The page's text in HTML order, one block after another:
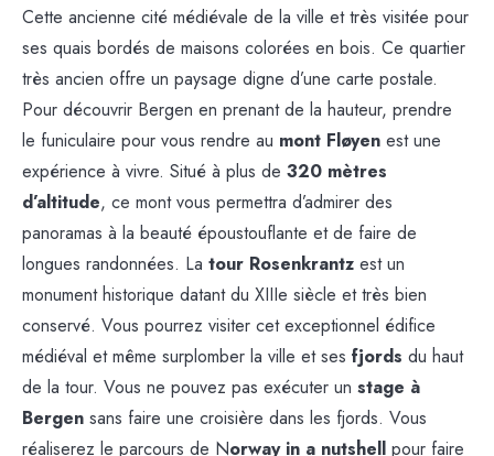
Cette ancienne cité médiévale de la ville et très visitée pour
ses quais bordés de maisons colorées en bois. Ce quartier
très ancien offre un paysage digne d’une carte postale.
Pour découvrir Bergen en prenant de la hauteur, prendre
le funiculaire pour vous rendre au mont Fløyen est une
expérience à vivre. Situé à plus de 320 mètres
d’altitude, ce mont vous permettra d’admirer des
panoramas à la beauté époustouflante et de faire de
longues randonnées. La tour Rosenkrantz est un
monument historique datant du XIIIe siècle et très bien
conservé. Vous pourrez visiter cet exceptionnel édifice
médiéval et même surplomber la ville et ses fjords du haut
de la tour. Vous ne pouvez pas exécuter un stage à
Bergen sans faire une croisière dans les fjords. Vous
réaliserez le parcours de Norway in a nutshell pour faire